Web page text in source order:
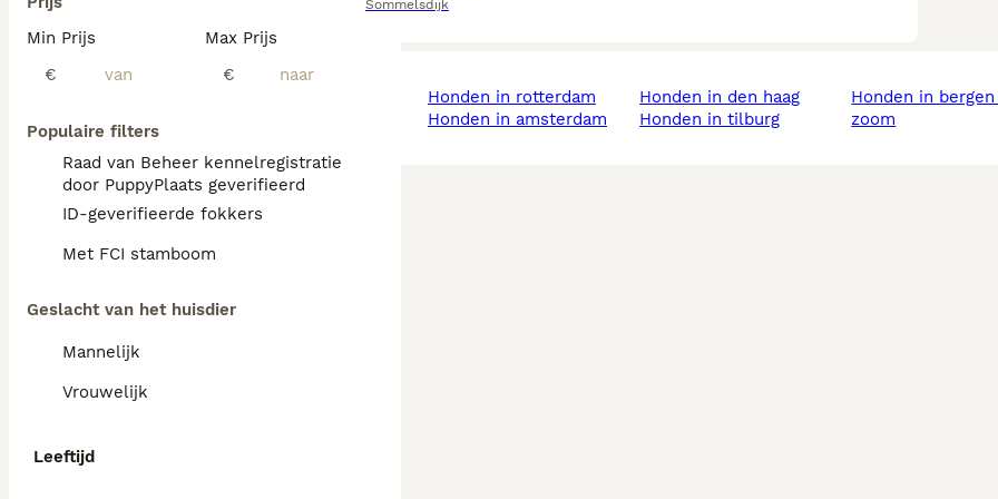
Min Prijs
€
Max Prijs
€
Populaire filters
Raad van Beheer kennelregistratie
door PuppyPlaats geverifieerd
ID-geverifieerde fokkers
Met FCI stamboom
Geslacht van het huisdier
Mannelijk
Vrouwelijk
Leeftijd
Sommelsdijk
honden in rotterdam
honden in amsterdam
honden in den haag
honden in tilburg
honden in bergen op
zoom